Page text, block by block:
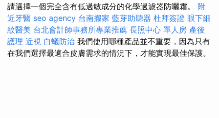
請選擇一個完全含有低過敏成分的化學過濾器防曬霜。 附
近牙醫 seo agency 台南搬家 藍芽助聽器 杜拜簽證 眼下細
紋醫美 台北會計師事務所專業推薦 長照中心 單人房 產後
護理 近視 白蟻防治 我們使用哪種產品並不重要，因為只有
在我們選擇最適合皮膚需求的情況下，才能實現最佳保護。